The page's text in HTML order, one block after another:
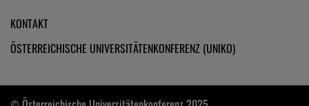
KONTAKT
ÖSTERREICHISCHE UNIVERSITÄTENKONFERENZ (UNIKO)